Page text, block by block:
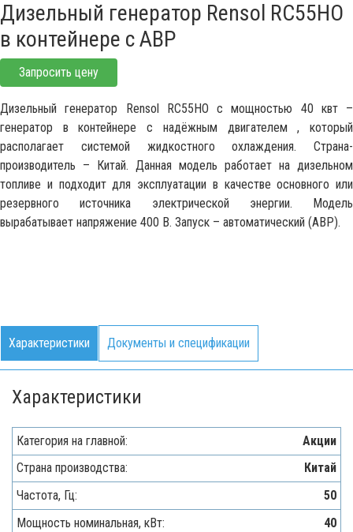
Дизельный генератор Rensol RC55HO
в контейнере с АВР
Запросить цену
Дизельный генератор Rensol RC55HO с мощностью 40 квт –
генератор в контейнере с надёжным двигателем , который
располагает системой жидкостного охлаждения. Страна-
производитель – Китай. Данная модель работает на дизельном
топливе и подходит для эксплуатации в качестве основного или
резервного источника электрической энергии. Модель
вырабатывает напряжение 400 В. Запуск – автоматический (АВР).
Характеристики Документы и спецификации
Характеристики
Категория на главной:
Акции
Страна производства:
Китай
Частота, Гц:
50
Мощность номинальная, кВт:
40